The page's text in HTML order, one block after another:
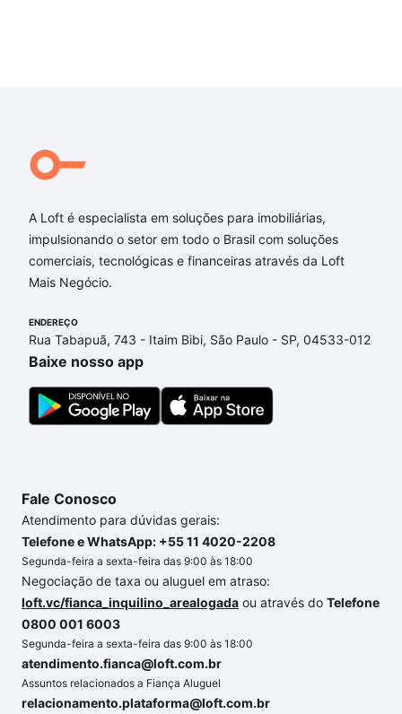
A Loft é especialista em soluções para imobiliárias,
impulsionando o setor em todo o Brasil com soluções
comerciais, tecnológicas e financeiras através da Loft
Mais Negócio.
ENDEREÇO
Rua Tabapuã, 743 - Itaim Bibi, São Paulo - SP, 04533-012
Baixe nosso app
Fale Conosco
Atendimento para dúvidas gerais:
Telefone e WhatsApp: +55 11 4020-2208
Segunda-feira a sexta-feira das 9:00 às 18:00
Negociação de taxa ou aluguel em atraso:
loft.vc/fianca_inquilino_arealogada ou através do Telefone
0800 001 6003
Segunda-feira a sexta-feira das 9:00 às 18:00
atendimento.fianca@loft.com.br
Assuntos relacionados a Fiança Aluguel
relacionamento.plataforma@loft.com.br